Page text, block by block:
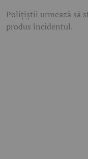
Polițiștii urmează să
produs încidentul.